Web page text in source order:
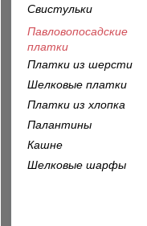
Свистульки
Павловопосадские
платки
Платки из шерсти
Шелковые платки
Платки из хлопка
Палантины
Кашне
Шелковые шарфы